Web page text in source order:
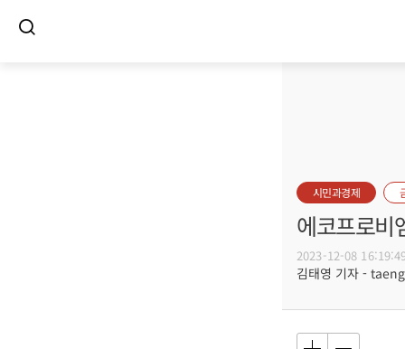
시민과경제
에코프로비
2023-12-08
김태영 기자 -